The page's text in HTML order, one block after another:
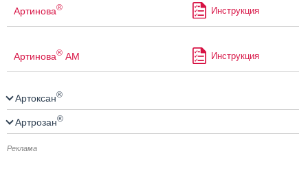
Артинова® Инструкция
Артинова® АМ Инструкция
Артоксан®
Артрозан®
Реклама